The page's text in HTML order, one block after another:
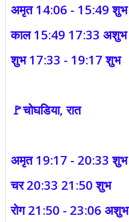
अमृत 14:06 - 15:49 शुभ
काल 15:49 17:33 अशुभ
शुभ 17:33 - 19:17 शुभ
🚩चोघडिया, रात
अमृत 19:17 - 20:33 शुभ
चर 20:33 21:50 शुभ
रोग 21:50 - 23:06 अशुभ